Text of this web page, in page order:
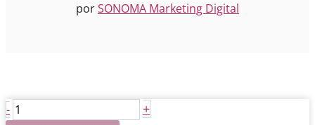
porSONOMA Marketing Digital
- Pátina
+